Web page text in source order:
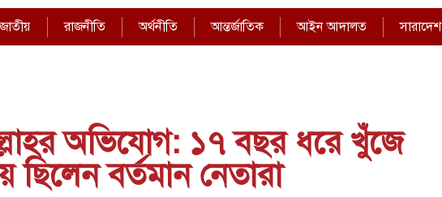
জাতীয় রাজনীতি অর্থনীতি আন্তর্জাতিক আইন আদালত সারাদেশ
অভিযোগ: ১৭ বছর ধরে খুঁজে
ছিলেন বর্তমান নেতারা